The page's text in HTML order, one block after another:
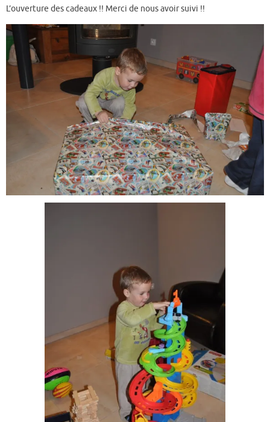
L’ouverture des cadeaux !! Merci de nous avoir suivi !!